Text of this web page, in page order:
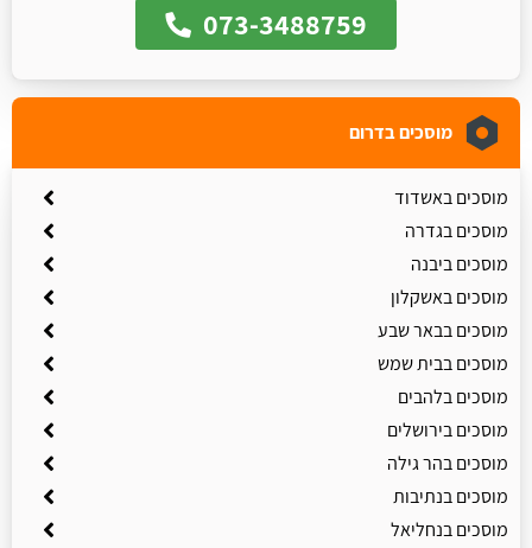
073-3488759
מוסכים בדרום
מוסכים באשדוד
מוסכים בגדרה
מוסכים ביבנה
מוסכים באשקלון
מוסכים בבאר שבע
מוסכים בבית שמש
מוסכים בלהבים
מוסכים בירושלים
מוסכים בהר גילה
מוסכים בנתיבות
מוסכים בנחליאל